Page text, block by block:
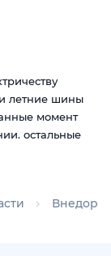
летние шины
момент
остальные